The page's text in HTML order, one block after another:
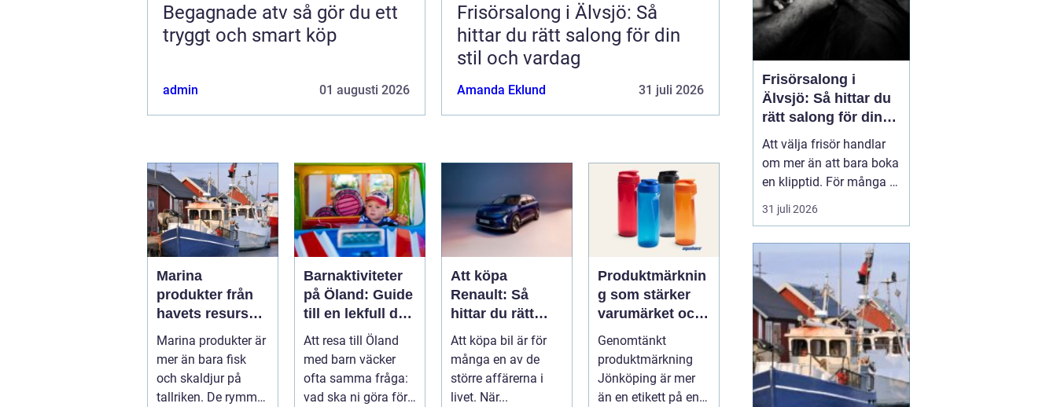
Begagnade atv så gör du ett
tryggt och smart köp
admin 01 augusti 2026
Frisörsalong i Älvsjö: Så
hittar du rätt salong för din
stil och vardag
Amanda Eklund 31 juli 2026
Marina
produkter från
havets resurser
till hållbara
upplevelser
Marina produkter är
mer än bara fisk
och skaldjur på
tallriken. De rymmer
Barnaktiviteter
på Öland: Guide
till en lekfull dag
för hela familjen
Att resa till Öland
med barn väcker
ofta samma fråga:
vad ska ni göra för
Att köpa
Renault: Så
hittar du rätt
modell för din
vardag
Att köpa bil är för
många en av de
större affärerna i
livet. När...
Produktmärknin
g som stärker
varumärket och
förenklar
vardagen
Genomtänkt
produktmärkning
Jönköping är mer
än en etikett på en
Frisörsalong i
Älvsjö: Så hittar du
rätt salong för din
stil och vardag
Att välja frisör handlar
om mer än att bara boka
en klipptid. För många är
frisörbesöket en paus i
vardagen, en chans att
känna sig mer som sig
själv. I Älvsjö fi...
31 juli 2026